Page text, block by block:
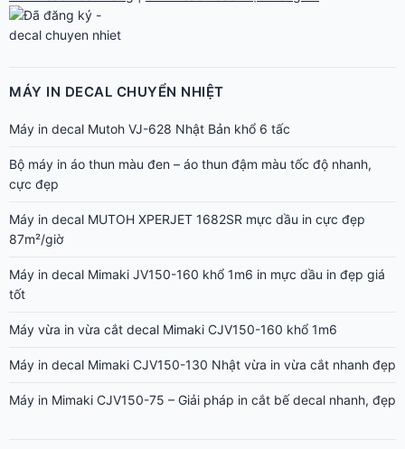
MÁY IN DECAL CHUYỂN NHIỆT
Máy in decal Mutoh VJ-628 Nhật Bản khổ 6 tấc
Bộ máy in áo thun màu đen – áo thun đậm màu tốc độ nhanh,
cực đẹp
Máy in decal MUTOH XPERJET 1682SR mực dầu in cực đẹp
87m²/giờ
Máy in decal Mimaki JV150-160 khổ 1m6 in mực dầu in đẹp giá
tốt
Máy vừa in vừa cắt decal Mimaki CJV150-160 khổ 1m6
Máy in decal Mimaki CJV150-130 Nhật vừa in vừa cắt nhanh đẹp
Máy in Mimaki CJV150-75 – Giải pháp in cắt bế decal nhanh, đẹp